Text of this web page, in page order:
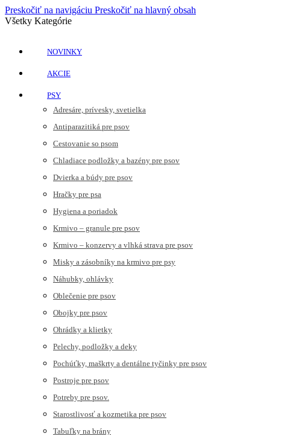
Preskočiť na navigáciu Preskočiť na hlavný obsah
Všetky Kategórie
NOVINKY
AKCIE
PSY
Adresáre, prívesky, svetielka
Antiparazitiká pre psov
Cestovanie so psom
Chladiace podložky a bazény pre psov
Dvierka a búdy pre psov
Hračky pre psa
Hygiena a poriadok
Krmivo – granule pre psov
Krmivo – konzervy a vlhká strava pre psov
Misky a zásobníky na krmivo pre psy
Náhubky, ohlávky
Oblečenie pre psov
Obojky pre psov
Ohrádky a klietky
Pelechy, podložky a deky
Pochúťky, maškrty a dentálne tyčinky pre psov
Postroje pre psov
Potreby pre psov.
Starostlivosť a kozmetika pre psov
Tabuľky na brány